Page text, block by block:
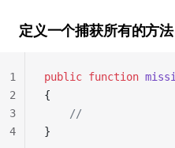
定义一个捕获所有的方法
public function
{
	//
}
1
2
3
4